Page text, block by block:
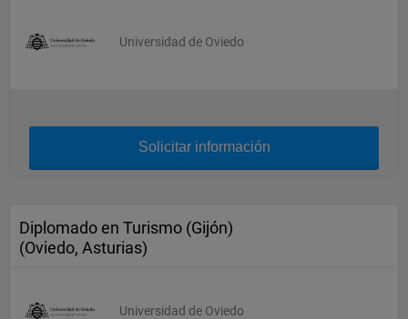
Universidad de Oviedo
Solicitar información
Diplomado en Turismo (Gijón)
(Oviedo, Asturias)
Universidad de Oviedo